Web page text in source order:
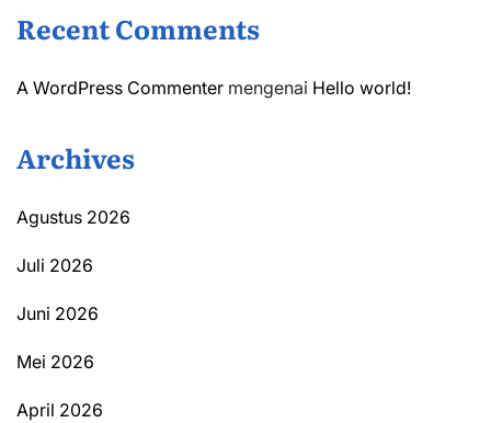
Recent Comments
A WordPress Commenter mengenai Hello world!
Archives
Agustus 2026
Juli 2026
Juni 2026
Mei 2026
April 2026